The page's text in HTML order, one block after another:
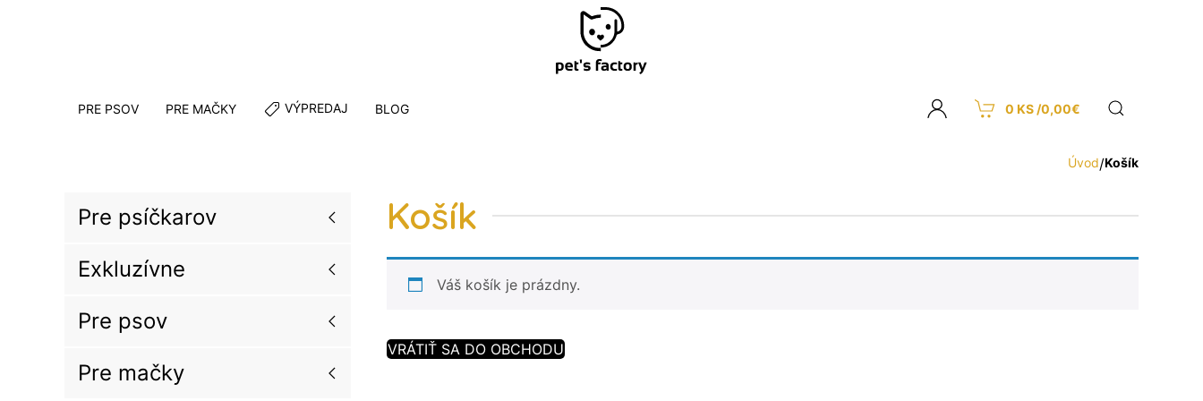
PRE PSOV PRE MAČKY VÝPREDAJ BLOG 0 KS /0,00€
Úvod/Košík
Košík
Váš košík je prázdny.
VRÁTIŤ SA DO OBCHODU
Pre psíčkarov
Exkluzívne
Pre psov
Pre mačky